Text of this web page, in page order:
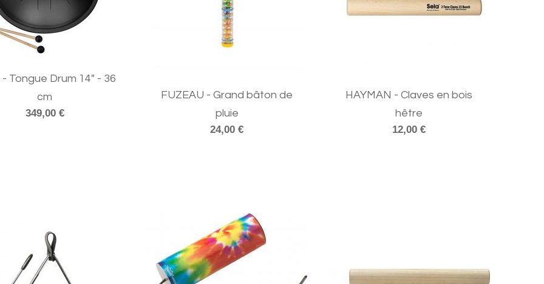
- Tongue Drum 14" - 36
cm
349,00 €
FUZEAU - Grand bâton de
pluie
24,00 €
HAYMAN - Claves en bois
hêtre
12,00 €